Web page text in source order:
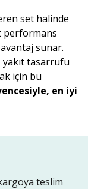
set halinde
performans
sunar.
tasarrufu
için bu
en iyi
teslim